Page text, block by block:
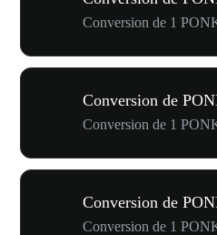
Conversion de 1
Conversion de
Conversion de 1
Conversion de
Conversion de 1